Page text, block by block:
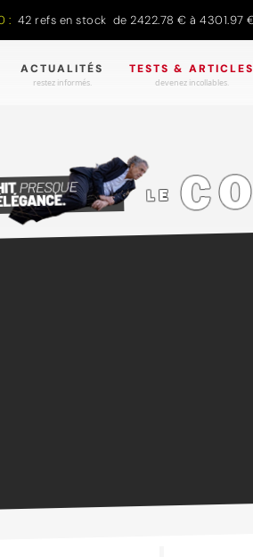
42 refs en stock de 2422.78 € à 4301.97 €
ACTUALITÉS
restez informés.
TESTS & ARTICLES
devenez incollables.